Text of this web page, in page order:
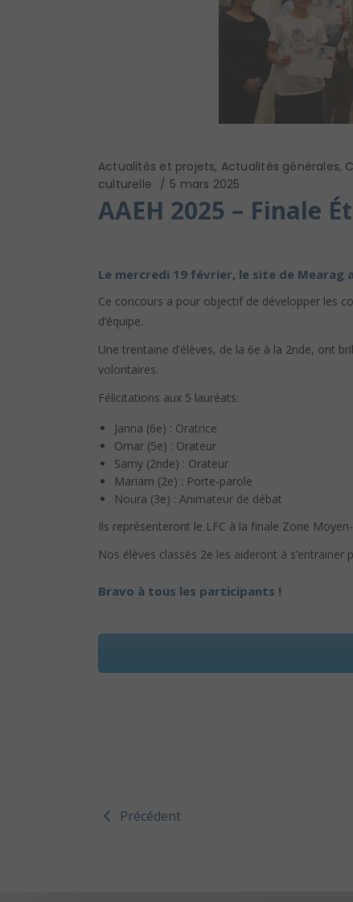
Actualités et projets, Actualités générales,
culturelle
5 mars 2025
AAEH 2025 – Finale
Le mercredi 19 février, le site de Mearag
Ce concours a pour objectif de développer les
d’équipe.
Une trentaine d’élèves, de la 6e à la 2nde, ont
volontaires.
Félicitations aux 5 lauréats:
Janna (6e) : Oratrice
Omar (5e) : Orateur
Samy (2nde) : Orateur
Mariam (2e) : Porte-parole
Noura (3e) : Animateur de débat
Ils représenteront le LFC à la finale Zone
Nos élèves classés 2e les aideront à
Bravo à tous les participants !
Précédent